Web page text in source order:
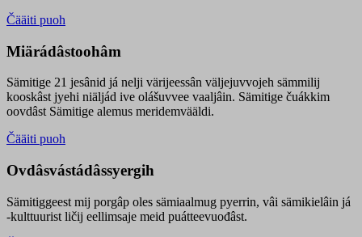
Čääiti puoh
Miärádâstoohâm
Sämitige 21 jesânid já nelji värijeessân väljejuvvojeh sämmilij
kooskâst jyehi niäljád ive olášuvvee vaaljâin. Sämitige čuákkim
oovdâst Sämitige alemus meridemvääldi.
Čääiti puoh
Ovdâsvástádâssyergih
Sämitiggeest mij porgâp oles sämiaalmug pyerrin, vâi sämikielâin já
-kulttuurist ličij eellimsaje meid puátteevuođâst.